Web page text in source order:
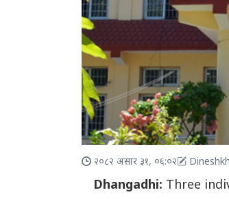
२०८२ असार ३१, ०६:०२
Dhangadhi: Three